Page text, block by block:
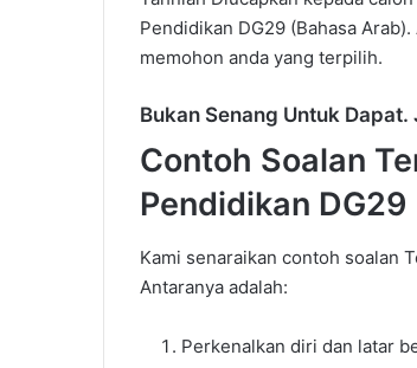
Pendidikan DG29 (Bahasa
memohon anda yang terpilih.
Bukan Senang Untuk
Contoh Soalan
Pendidikan
Kami senaraikan contoh soalan
Antaranya adalah:
Perkenalkan diri dan latar
Lengkap
Untuk